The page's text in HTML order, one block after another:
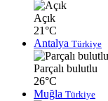
Açık
21°C
Antalya Türkiye
Parçalı bulutlu
26°C
Muğla Türkiye